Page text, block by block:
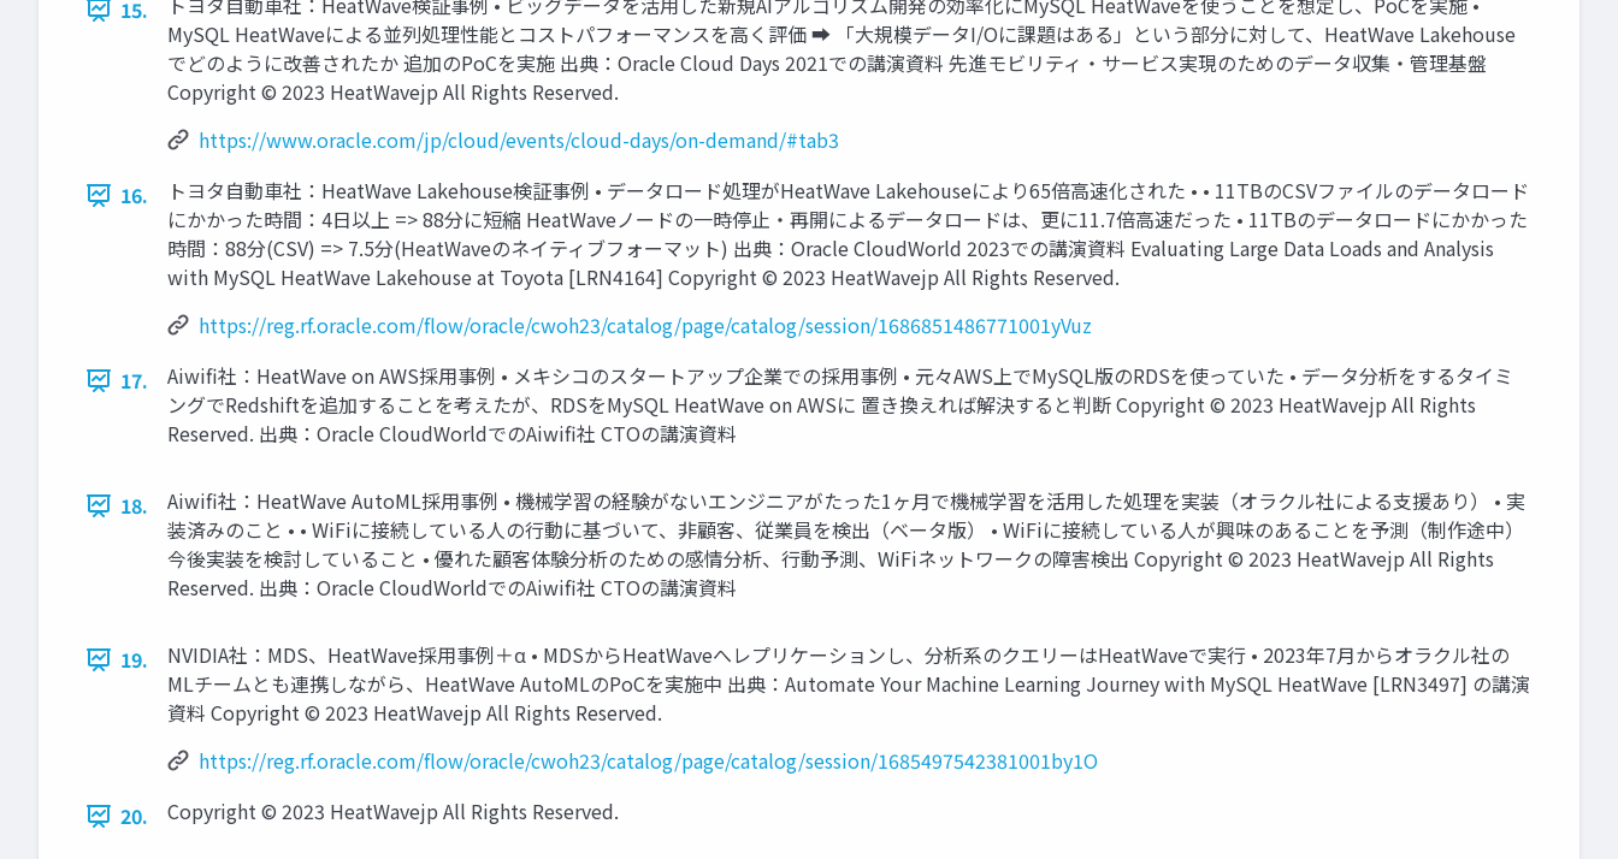
15.
MySQL HeatWaveによる並列処理性能とコストパフォーマンスを高く評価 ➡ 「大規模データI/Oに課題はある」という部分に対して、HeatWave Lakehouse
でどのように改善されたか 追加のPoCを実施 出典：Oracle Cloud Days 2021での講演資料 先進モビリティ・サービス実現のためのデータ収集・管理基盤
Copyright © 2023 HeatWavejp All Rights Reserved.
https://www.oracle.com/jp/cloud/events/cloud-days/on-demand/#tab3
16.
トヨタ自動車社：HeatWave Lakehouse検証事例 • データロード処理がHeatWave Lakehouseにより65倍高速化された • • 11TBのCSVファイルのデータロード
にかかった時間：4日以上 => 88分に短縮 HeatWaveノードの一時停止・再開によるデータロードは、更に11.7倍高速だった • 11TBのデータロードにかかった
時間：88分(CSV) => 7.5分(HeatWaveのネイティブフォーマット) 出典：Oracle CloudWorld 2023での講演資料 Evaluating Large Data Loads and Analysis
with MySQL HeatWave Lakehouse at Toyota [LRN4164] Copyright © 2023 HeatWavejp All Rights Reserved.
https://reg.rf.oracle.com/flow/oracle/cwoh23/catalog/page/catalog/session/1686851486771001yVuz
17.
Aiwifi社：HeatWave on AWS採用事例 • メキシコのスタートアップ企業での採用事例 • 元々AWS上でMySQL版のRDSを使っていた • データ分析をするタイミ
ングでRedshiftを追加することを考えたが、RDSをMySQL HeatWave on AWSに 置き換えれば解決すると判断 Copyright © 2023 HeatWavejp All Rights
Reserved. 出典：Oracle CloudWorldでのAiwifi社 CTOの講演資料
18.
Aiwifi社：HeatWave AutoML採用事例 • 機械学習の経験がないエンジニアがたった1ヶ月で機械学習を活用した処理を実装（オラクル社による支援あり） • 実
装済みのこと • • WiFiに接続している人の行動に基づいて、非顧客、従業員を検出（ベータ版） • WiFiに接続している人が興味のあることを予測（制作途中）
今後実装を検討していること • 優れた顧客体験分析のための感情分析、行動予測、WiFiネットワークの障害検出 Copyright © 2023 HeatWavejp All Rights
Reserved. 出典：Oracle CloudWorldでのAiwifi社 CTOの講演資料
19.
NVIDIA社：MDS、HeatWave採用事例＋α • MDSからHeatWaveへレプリケーションし、分析系のクエリーはHeatWaveで実行 • 2023年7月からオラクル社の
MLチームとも連携しながら、HeatWave AutoMLのPoCを実施中 出典：Automate Your Machine Learning Journey with MySQL HeatWave [LRN3497] の講演
資料 Copyright © 2023 HeatWavejp All Rights Reserved.
https://reg.rf.oracle.com/flow/oracle/cwoh23/catalog/page/catalog/session/1685497542381001by1O
20.
Copyright © 2023 HeatWavejp All Rights Reserved.